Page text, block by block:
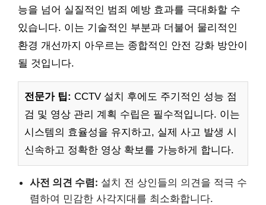
능을 넘어 실질적인 범죄 예방 효과를 극대화할 수
있습니다. 이는 기술적인 부분과 더불어 물리적인
환경 개선까지 아우르는 종합적인 안전 강화 방안이
될 것입니다.
전문가 팁: CCTV 설치 후에도 주기적인 성능 점
검 및 영상 관리 계획 수립은 필수적입니다. 이는
시스템의 효율성을 유지하고, 실제 사고 발생 시
신속하고 정확한 영상 확보를 가능하게 합니다.
사전 의견 수렴: 설치 전 상인들의 의견을 적극 수
렴하여 민감한 사각지대를 최소화합니다.